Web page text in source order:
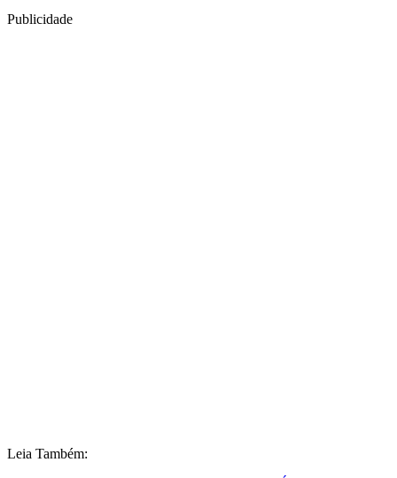
Publicidade
Leia Também: